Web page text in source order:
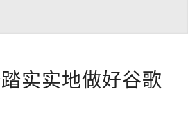
实实地做好谷歌